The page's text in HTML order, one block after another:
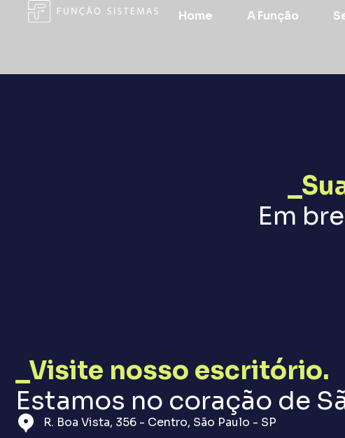
Home A Função
Em
_Visite nosso escritório.
Estamos no coração de
R. Boa Vista, 356 - Centro, São Paulo - SP